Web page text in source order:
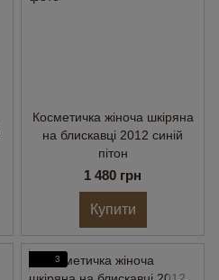
Косметичка жіноча шкіряна
на блискавці 2012 синій
пітон
1 480 грн
Купити
3